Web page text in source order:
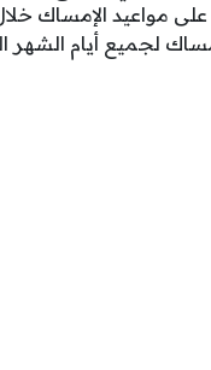
ويُمكن التعرف على مواعيد
لجميع أيام الشهر